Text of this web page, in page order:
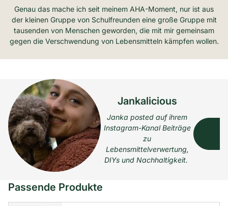
Genau das mache ich seit meinem AHA-Moment, nur ist aus
der kleinen Gruppe von Schulfreunden eine große Gruppe mit
tausenden von Menschen geworden, die mit mir gemeinsam
gegen die Verschwendung von Lebensmitteln kämpfen wollen.
Jankalicious
Janka posted auf ihrem
Instagram-Kanal Beiträge
zu
Lebensmittelverwertung,
DIYs und Nachhaltigkeit.
Passende Produkte